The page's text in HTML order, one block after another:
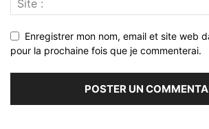
Enregistrer mon nom, email et site web
pour la prochaine fois que je commenterai.